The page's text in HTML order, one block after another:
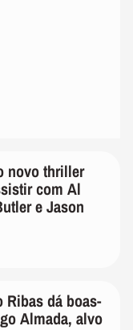
novo thriller
com Al
e Jason
Ribas dá boas-
Almada, alvo